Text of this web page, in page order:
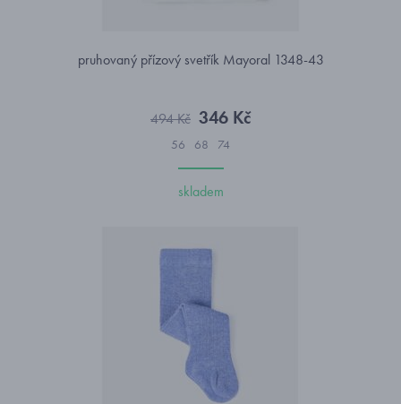
pruhovaný přízový svetřík Mayoral 1348-43
494 Kč 346 Kč
56 68 74
skladem